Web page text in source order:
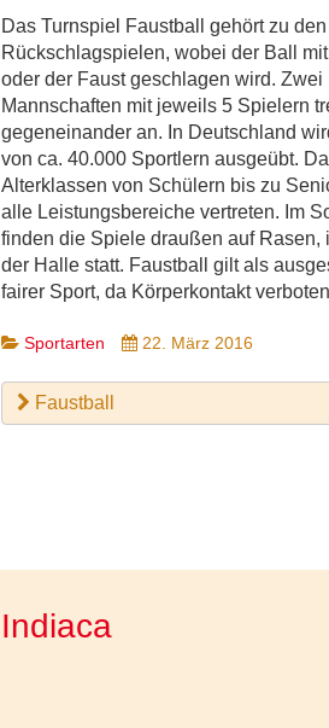
Das Turnspiel Faustball gehört zu den
Rückschlagspielen, wobei der Ball
oder der Faust geschlagen wird. Zwei
Mannschaften mit jeweils 5 Spielern
gegeneinander an. In Deutschland
von ca. 40.000 Sportlern ausgeübt.
Alterklassen von Schülern bis zu
alle Leistungsbereiche vertreten. Im
finden die Spiele draußen auf Rasen,
der Halle statt. Faustball gilt als
fairer Sport, da Körperkontakt
Sportarten 22. März 2016
Faustball
Indiaca